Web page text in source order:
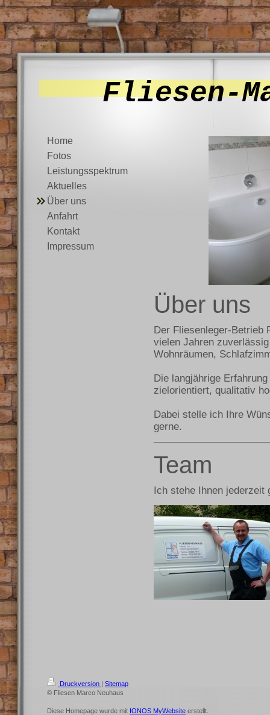
Fliesen-
Home
Fotos
Leistungsspektrum
Aktuelles
Über uns
Anfahrt
Kontakt
Impressum
Über uns
Der Fliesenleger-Betrieb
vielen Jahren
Wohnräumen,
Die langjährige
zielorientiert, qualitativ
Dabei stelle ich Ihre
gerne.
Team
Ich stehe Ihnen jederzeit
Druckversion | Sitemap
© Fliesen Marco Neuhaus
Diese Homepage wurde mit IONOS MyWebsite erstellt.